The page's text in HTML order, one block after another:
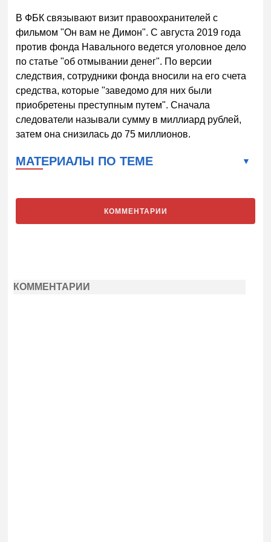
В ФБК связывают визит правоохранителей с
фильмом "Он вам не Димон". С августа 2019 года
против фонда Навального ведется уголовное дело
по статье "об отмывании денег". По версии
следствия, сотрудники фонда вносили на его счета
средства, которые "заведомо для них были
приобретены преступным путем". Сначала
следователи называли сумму в миллиард рублей,
затем она снизилась до 75 миллионов.
МАТЕРИАЛЫ ПО ТЕМЕ
КОММЕНТАРИИ
КОММЕНТАРИИ